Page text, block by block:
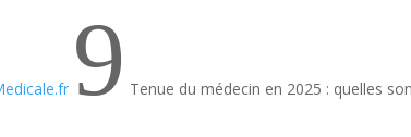
9 Tenue du médecin en 2025 : quelles